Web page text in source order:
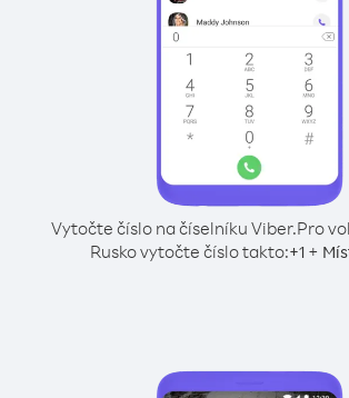
Vytočte číslo na číselníku Viber.Pro
Rusko vytočte číslo takto:+1 +